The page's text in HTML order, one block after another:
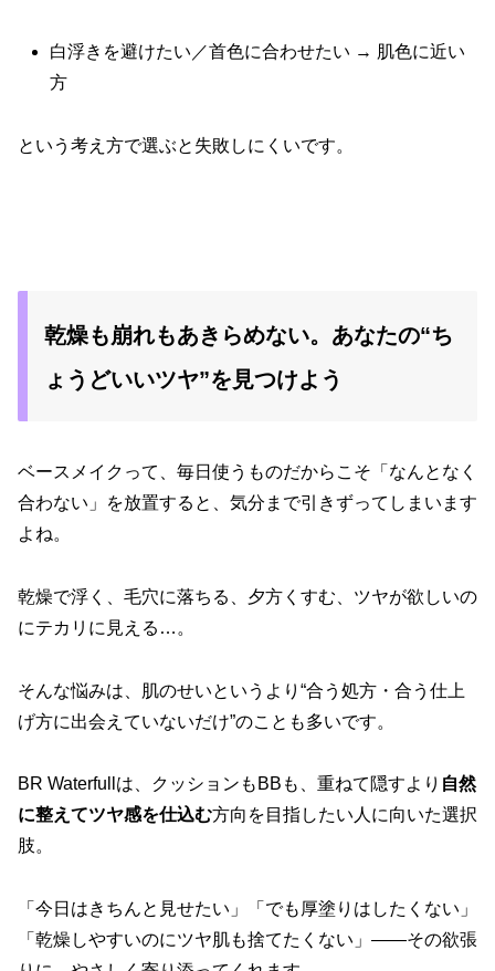
白浮きを避けたい／首色に合わせたい → 肌色に近い
方
という考え方で選ぶと失敗しにくいです。
乾燥も崩れもあきらめない。あなたの“ち
ょうどいいツヤ”を見つけよう
ベースメイクって、毎日使うものだからこそ「なんとなく
合わない」を放置すると、気分まで引きずってしまいます
よね。
乾燥で浮く、毛穴に落ちる、夕方くすむ、ツヤが欲しいの
にテカリに見える…。
そんな悩みは、肌のせいというより“合う処方・合う仕上
げ方に出会えていないだけ”のことも多いです。
BR Waterfullは、クッションもBBも、重ねて隠すより 自然
に整えてツヤ感を仕込む方向を目指したい人に向いた選択
肢。
「今日はきちんと見せたい」「でも厚塗りはしたくない」
「乾燥しやすいのにツヤ肌も捨てたくない」——その欲張